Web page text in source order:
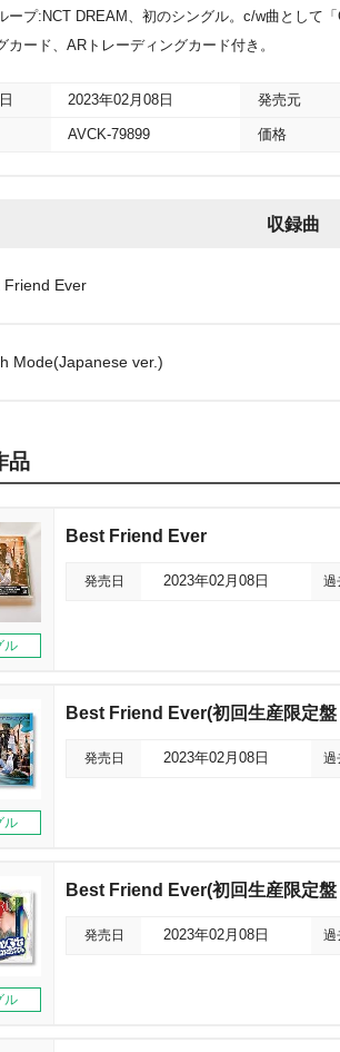
ープ:NCT DREAM、初のシングル。c/w曲として
カード、ARトレーディングカード付き。
2023年02月08日 発売元
AVCK-79899 価格
収録曲
Friend Ever
Mode(Japanese ver.)
品
ル
Best Friend Ever
発売日 2023年02月08日 過
ル
Best Friend Ever(初回生産限定
発売日 2023年02月08日 過
ル
Best Friend Ever(初回生産限定
発売日 2023年02月08日 過